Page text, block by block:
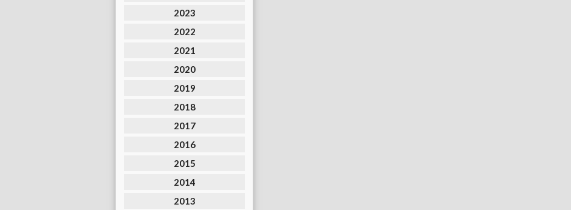
2023
2022
2021
2020
2019
2018
2017
2016
2015
2014
2013